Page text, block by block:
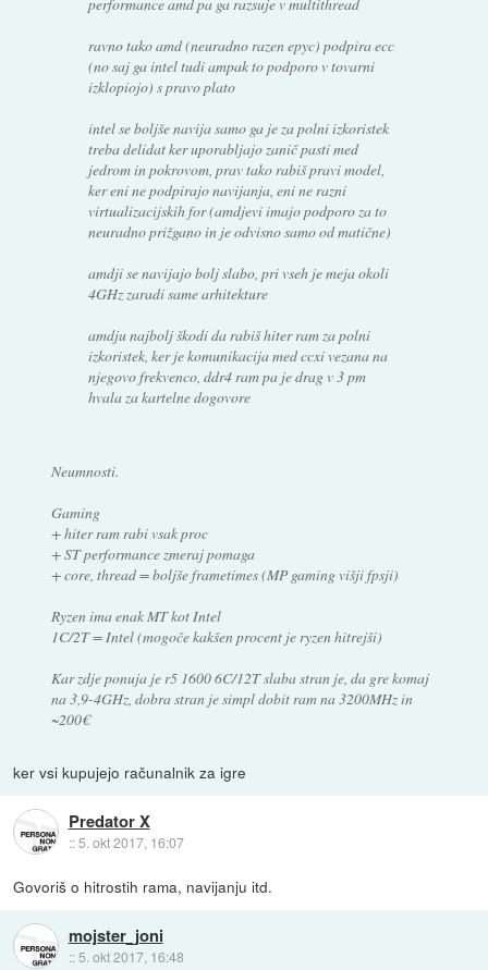
ravno tako amd (neuradno razen epyc) podpira ecc
(no saj ga intel tudi ampak to podporo v tovarni
izklopiojo) s pravo plato
intel se boljše navija samo ga je za polni izkoristek
treba delidat ker uporabljajo zanič pasti med
jedrom in pokrovom, prav tako rabiš pravi model,
ker eni ne podpirajo navijanja, eni ne razni
virtualizacijskih for (amdjevi imajo podporo za to
neuradno prižgano in je odvisno samo od matične)
amdji se navijajo bolj slabo, pri vseh je meja okoli
4GHz zaradi same arhitekture
amdju najbolj škodi da rabiš hiter ram za polni
izkoristek, ker je komunikacija med ccxi vezana na
njegovo frekvenco, ddr4 ram pa je drag v 3 pm
hvala za kartelne dogovore
Neumnosti.
Gaming
+ hiter ram rabi vsak proc
+ ST performance zmeraj pomaga
+ core, thread = boljše frametimes (MP gaming višji fpsji)
Ryzen ima enak MT kot Intel
1C/2T = Intel (mogoče kakšen procent je ryzen hitrejši)
Kar zdje ponuja je r5 1600 6C/12T slaba stran je, da gre komaj
na 3,9-4GHz, dobra stran je simpl dobit ram na 3200MHz in
~200€
ker vsi kupujejo računalnik za igre
Predator X
::5. okt 2017, 16:07
Govoriš o hitrostih rama, navijanju itd.
mojster_joni
:: 5. okt 2017, 16:48